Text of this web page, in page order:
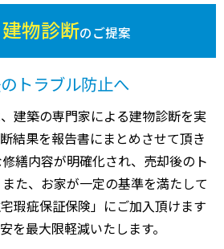
建物診断のご提案
トラブル防止へ
建築の専門家による建物診断を実
結果を報告書にまとめさせて頂き
繕内容が明確化され、売却後のト
た、お家が一定の基準を満たして
瑕疵保証保険」にご加入頂けます
を最大限軽減いたします。